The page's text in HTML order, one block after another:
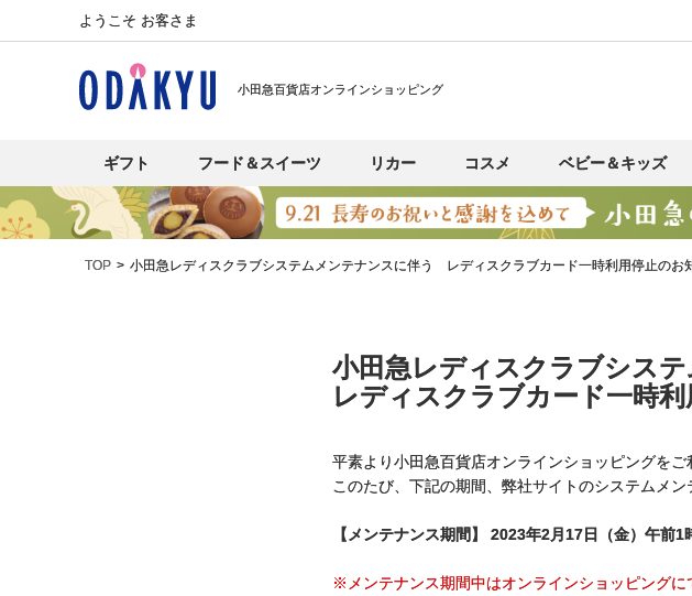
ようこそ お客さま
小田急百貨店オンラインショッピング
ギフト フード＆スイーツ リカー コスメ ベビー＆キッズ
TOP 小田急レディスクラブシステムメンテナンスに伴う レディスクラブカード一時利用停止のお
小田急レディスクラブシス
レディスクラブカード一時
平素より小田急百貨店オンラインショッピングを
このたび、下記の期間、弊社サイトのシステムメン
【メンテナンス期間】 2023年2月17日（金）午前1
※メンテナンス期間中はオンラインショッピング